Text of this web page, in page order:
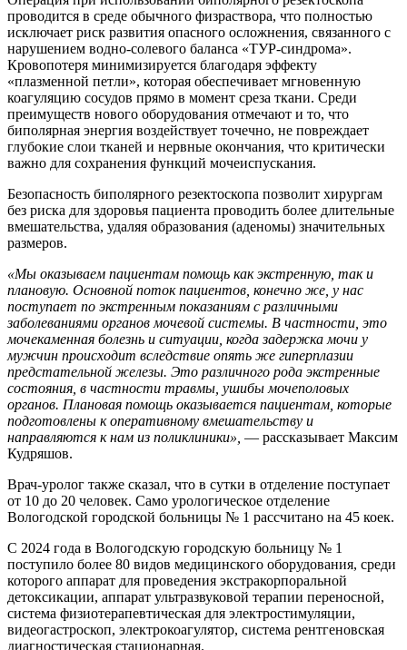
проводится в среде обычного физраствора, что полностью
исключает риск развития опасного осложнения, связанного с
нарушением водно-солевого баланса «ТУР-синдрома».
Кровопотеря минимизируется благодаря эффекту
«плазменной петли», которая обеспечивает мгновенную
коагуляцию сосудов прямо в момент среза ткани. Среди
преимуществ нового оборудования отмечают и то, что
биполярная энергия воздействует точечно, не повреждает
глубокие слои тканей и нервные окончания, что критически
важно для сохранения функций мочеиспускания.
Безопасность биполярного резектоскопа позволит хирургам
без риска для здоровья пациента проводить более длительные
вмешательства, удаляя образования (аденомы) значительных
размеров.
«Мы оказываем пациентам помощь как экстренную, так и
плановую. Основной поток пациентов, конечно же, у нас
поступает по экстренным показаниям с различными
заболеваниями органов мочевой системы. В частности, это
мочекаменная болезнь и ситуации, когда задержка мочи у
мужчин происходит вследствие опять же гиперплазии
предстательной железы. Это различного рода экстренные
состояния, в частности травмы, ушибы мочеполовых
органов. Плановая помощь оказывается пациентам, которые
подготовлены к оперативному вмешательству и
направляются к нам из поликлиники», — рассказывает Максим
Кудряшов.
Врач-уролог также сказал, что в сутки в отделение поступает
от 10 до 20 человек. Само урологическое отделение
Вологодской городской больницы № 1 рассчитано на 45 коек.
С 2024 года в Вологодскую городскую больницу № 1
поступило более 80 видов медицинского оборудования, среди
которого аппарат для проведения экстракорпоральной
детоксикации, аппарат ультразвуковой терапии переносной,
система физиотерапевтическая для электростимуляции,
видеогастроскоп, электрокоагулятор, система рентгеновская
диагностическая стационарная.